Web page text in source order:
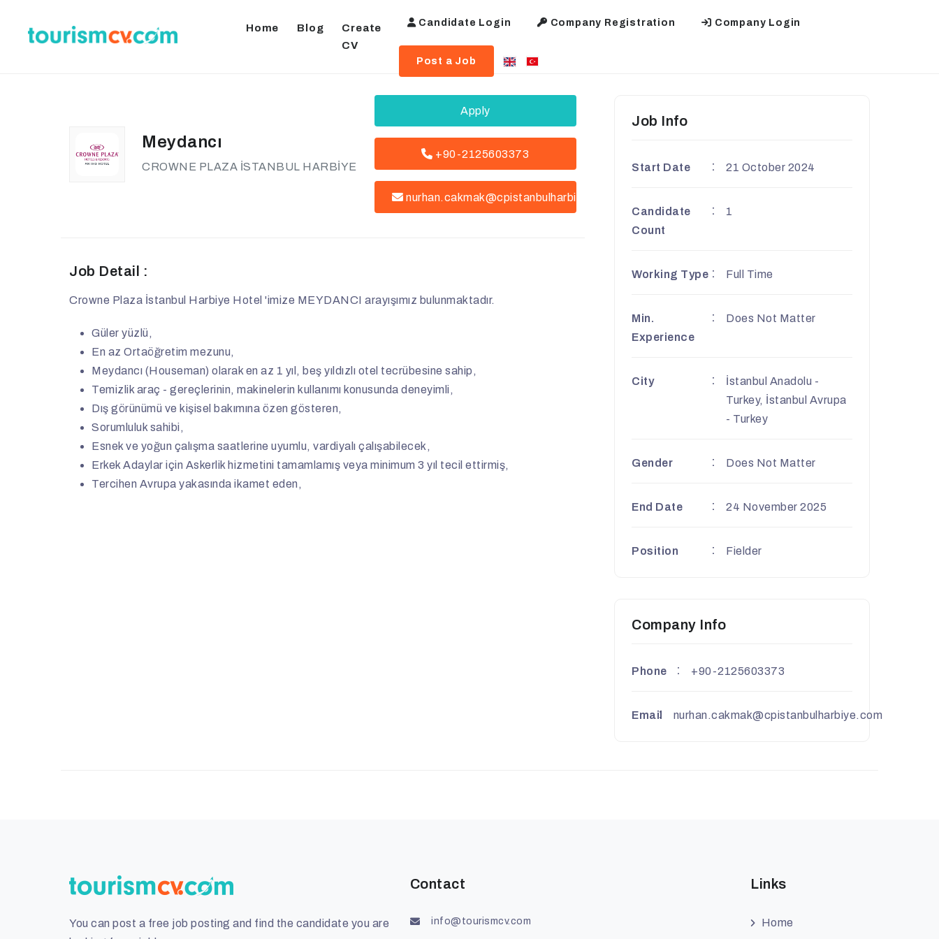
Home Blog
Create
CV
Candidate Login Company Registration Company Login
Post a Job
Meydancı
CROWNE PLAZA İSTANBUL HARBİYE
Apply
+90-2125603373
nurhan.cakmak@cpistanbulharbiye.com
Job Detail :
Crowne Plaza İstanbul Harbiye Hotel 'imize MEYDANCI arayışımız bulunmaktadır.
Güler yüzlü,
En az Ortaöğretim mezunu,
Meydancı (Houseman) olarak en az 1 yıl, beş yıldızlı otel tecrübesine sahip,
Temizlik araç - gereçlerinin, makinelerin kullanımı konusunda deneyimli,
Dış görünümü ve kişisel bakımına özen gösteren,
Sorumluluk sahibi,
Esnek ve yoğun çalışma saatlerine uyumlu, vardiyalı çalışabilecek,
Erkek Adaylar için Askerlik hizmetini tamamlamış veya minimum 3 yıl tecil ettirmiş,
Tercihen Avrupa yakasında ikamet eden,
Job Info
Start Date 21 October 2024
Candidate
Count
1
Working Type Full Time
Min.
Experience
Does Not Matter
City
İstanbul Anadolu -
Turkey, İstanbul Avrupa
- Turkey
Gender Does Not Matter
End Date 24 November 2025
Position Fielder
Company Info
Phone +90-2125603373
Email nurhan.cakmak@cpistanbulharbiye.com
You can post a free job posting and find the candidate you are
Contact
info@tourismcv.com
Links
Home